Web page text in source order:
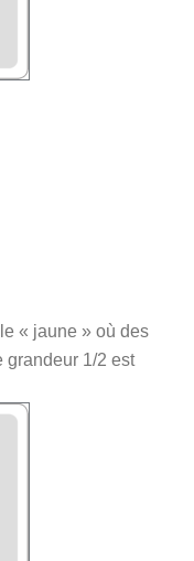
« jaune » où des
grandeur 1/2 est